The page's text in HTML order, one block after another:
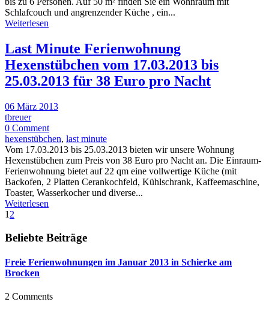
Schlafcouch und angrenzender Küche , ein...
Weiterlesen
Last Minute Ferienwohnung
Hexenstübchen vom 17.03.2013 bis
25.03.2013 für 38 Euro pro Nacht
06 März 2013
tbreuer
0 Comment
hexenstübchen, last minute
Vom 17.03.2013 bis 25.03.2013 bieten wir unsere Wohnung
Hexenstübchen zum Preis von 38 Euro pro Nacht an. Die Einraum-
Ferienwohnung bietet auf 22 qm eine vollwertige Küche (mit
Backofen, 2 Platten Cerankochfeld, Kühlschrank, Kaffeemaschine,
Toaster, Wasserkocher und diverse...
Weiterlesen
1 2
Beliebte Beiträge
Freie Ferienwohnungen im Januar 2013 in Schierke am
Brocken
2 Comments